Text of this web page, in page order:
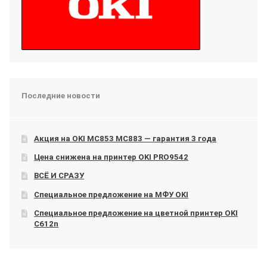
Последние новости
Акция на OKI МС853 МС883 — гарантия 3 года
Цена снижена на принтер OKI PRO9542
ВСЁ И СРАЗУ
Специальное предложение на МФУ OKI
Специальное предложение на цветной принтер OKI
C612n